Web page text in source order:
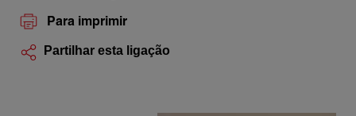
Para imprimir
Partilhar esta ligação